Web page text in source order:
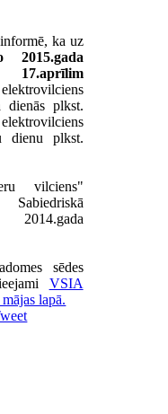
ka uz
2015.gada
dienās plkst.
dienu plkst.
vilciens"
sēdes
VSIA
lapā.